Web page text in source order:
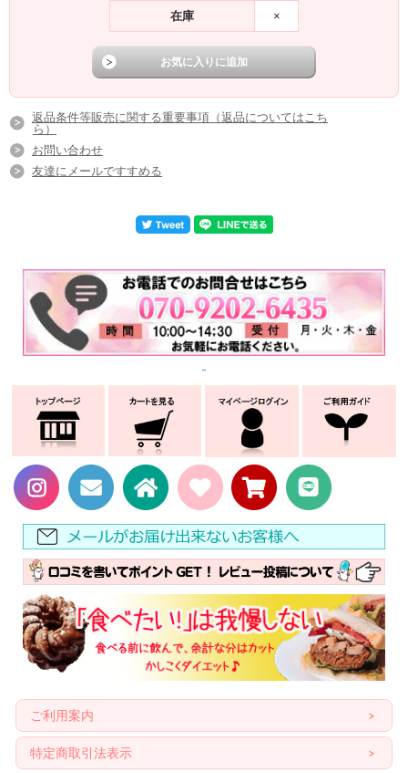
在庫 ×
返品条件等販売に関する重要事項（返品についてはこち
ら）
お問い合わせ
友達にメールですすめる
ご利用案内
特定商取引法表示